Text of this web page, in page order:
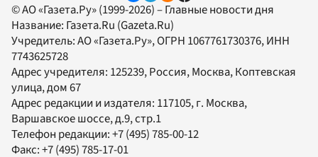
© АО «Газета.Ру» (1999-2026) – Главные новости дня
Название: Газета.Ru (Gazeta.Ru)
Учредитель:АО «Газета.Ру», ОГРН 1067761730376, ИНН
7743625728
Адрес учредителя: 125239, Россия, Москва, Коптевская
улица, дом 67
Адрес редакции и издателя: 117105, г. Москва,
Варшавское шоссе, д.9, стр.1
Телефон редакции:+7 (495) 785-00-12
Факс:+7 (495) 785-17-01